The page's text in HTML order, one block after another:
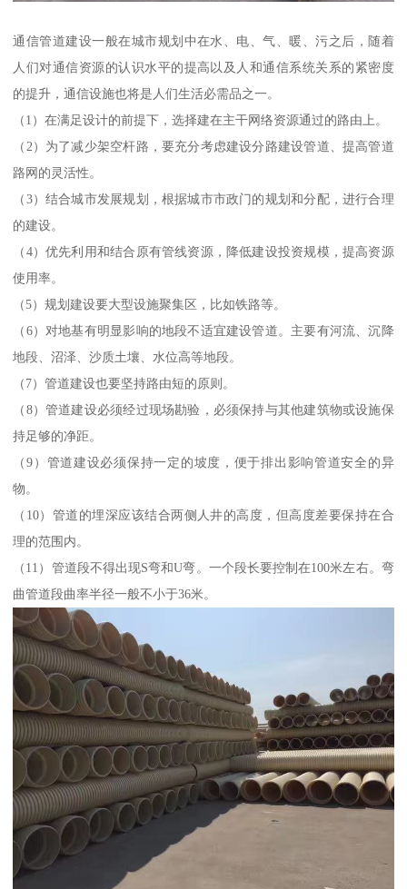
通信管道建设一般在城市规划中在水、电、气、暖、污之后，随着
人们对通信资源的认识水平的提高以及人和通信系统关系的紧密度
的提升，通信设施也将是人们生活必需品之一。
（1）在满足设计的前提下，选择建在主干网络资源通过的路由上。
（2）为了减少架空杆路，要充分考虑建设分路建设管道、提高管道
路网的灵活性。
（3）结合城市发展规划，根据城市市政门的规划和分配，进行合理
的建设。
（4）优先利用和结合原有管线资源，降低建设投资规模，提高资源
使用率。
（5）规划建设要大型设施聚集区，比如铁路等。
（6）对地基有明显影响的地段不适宜建设管道。主要有河流、沉降
地段、沼泽、沙质土壤、水位高等地段。
（7）管道建设也要坚持路由短的原则。
（8）管道建设必须经过现场勘验，必须保持与其他建筑物或设施保
持足够的净距。
（9）管道建设必须保持一定的坡度，便于排出影响管道安全的异
物。
（10）管道的埋深应该结合两侧人井的高度，但高度差要保持在合
理的范围内。
（11）管道段不得出现S弯和U弯。一个段长要控制在100米左右。弯
曲管道段曲率半径一般不小于36米。